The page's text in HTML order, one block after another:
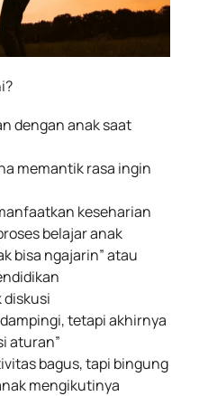
dengan anak saat
memantik rasa ingin
keseharian
belajar anak
bisa ngajarin” atau
diskusi
tetapi akhirnya
aturan”
bagus, tapi bingung
mengikutinya